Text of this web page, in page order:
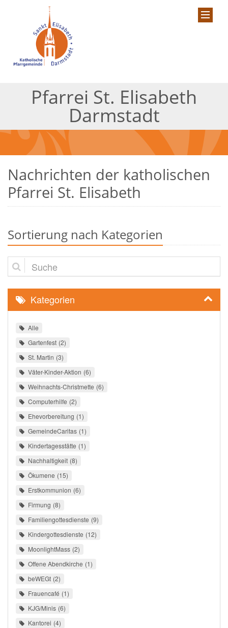
Pfarrei St. Elisabeth
Darmstadt
Nachrichten der katholischen
Pfarrei St. Elisabeth
Sortierung nach Kategorien
Suche
Kategorien
Alle
Gartenfest 2
St. Martin 3
Väter-Kinder-Aktion 6
Weihnachts-Christmette 6
Computerhilfe 2
Ehevorbereitung 1
GemeindeCaritas 1
Kindertagesstätte 1
Nachhaltigkeit 8
Ökumene 15
Erstkommunion 6
Firmung 8
Familiengottesdienste 9
Kindergottesdienste 12
MoonlightMass 2
Offene Abendkirche 1
beWEGt 2
Frauencafé 1
KJG/Minis 6
Kantorei 4